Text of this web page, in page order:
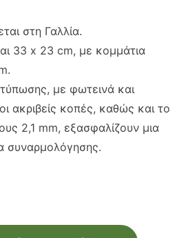
στη Γαλλία.
33 x 23 cm, με κομμάτια
με φωτεινά και
ακριβείς κοπές, καθώς και το
2,1 mm, εξασφαλίζουν μια
συναρμολόγησης.